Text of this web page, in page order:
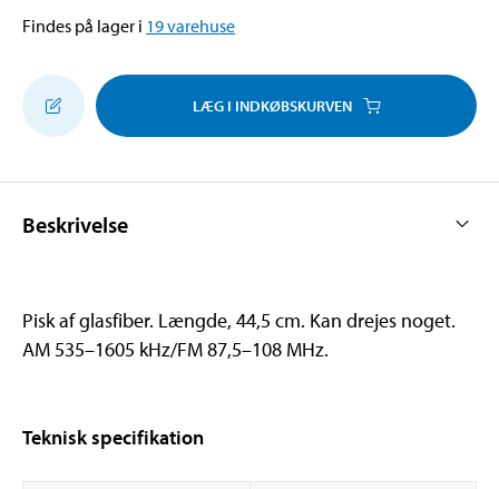
Findes på lager i 19varehuse
LÆG I INDKØBSKURVEN
Beskrivelse
Pisk af glasfiber. Længde, 44,5 cm. Kan drejes noget.
AM 535–1605 kHz/FM 87,5–108 MHz.
Teknisk specifikation